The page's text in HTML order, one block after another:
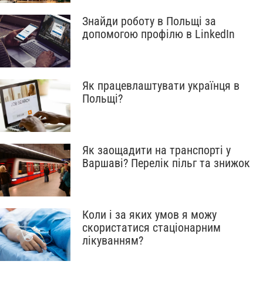
Знайди роботу в Польщі за
допомогою профілю в LinkedIn
Як працевлаштувати українця в
Польщі?
Як заощадити на транспорті у
Варшаві? Перелік пільг та знижок
Коли і за яких умов я можу
скористатися стаціонарним
лікуванням?